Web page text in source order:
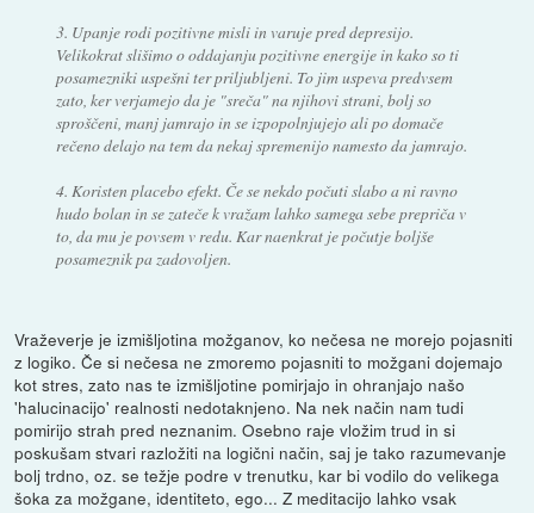
3. Upanje rodi pozitivne misli in varuje pred depresijo.
Velikokrat slišimo o oddajanju pozitivne energije in kako so ti
posamezniki uspešni ter priljubljeni. To jim uspeva predvsem
zato, ker verjamejo da je "sreča" na njihovi strani, bolj so
sproščeni, manj jamrajo in se izpopolnjujejo ali po domače
rečeno delajo na tem da nekaj spremenijo namesto da jamrajo.
4. Koristen placebo efekt. Če se nekdo počuti slabo a ni ravno
hudo bolan in se zateče k vražam lahko samega sebe prepriča v
to, da mu je povsem v redu. Kar naenkrat je počutje boljše
posameznik pa zadovoljen.
Vraževerje je izmišljotina možganov, ko nečesa ne morejo pojasniti
z logiko. Če si nečesa ne zmoremo pojasniti to možgani dojemajo
kot stres, zato nas te izmišljotine pomirjajo in ohranjajo našo
'halucinacijo' realnosti nedotaknjeno. Na nek način nam tudi
pomirijo strah pred neznanim. Osebno raje vložim trud in si
poskušam stvari razložiti na logični način, saj je tako razumevanje
bolj trdno, oz. se težje podre v trenutku, kar bi vodilo do velikega
šoka za možgane, identiteto, ego... Z meditacijo lahko vsak